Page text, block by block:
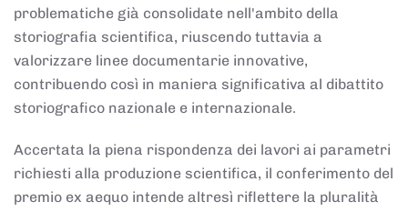
problematiche già consolidate nell'ambito della
storiografia scientifica, riuscendo tuttavia a
valorizzare linee documentarie innovative,
contribuendo così in maniera significativa al dibattito
storiografico nazionale e internazionale.
Accertata la piena rispondenza dei lavori ai parametri
richiesti alla produzione scientifica, il conferimento del
premio ex aequo intende altresì riflettere la pluralità